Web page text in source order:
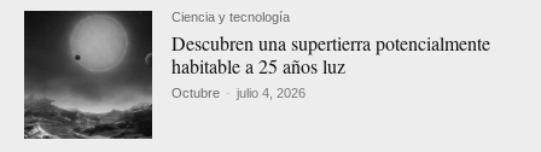
Ciencia y tecnología
Descubren una supertierra potencialmente
habitable a 25 años luz
Octubre - julio 4, 2026